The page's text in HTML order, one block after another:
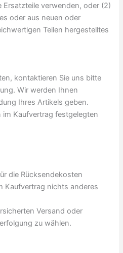
Ersatzteile verwenden, oder (2)
oder aus neuen oder
Teilen hergestelltes
kontaktieren Sie uns bitte
Wir werden Ihnen
Ihres Artikels geben.
im Kaufvertrag festgelegten
die Rücksendekosten
Kaufvertrag nichts anderes
Versand oder
zu wählen.